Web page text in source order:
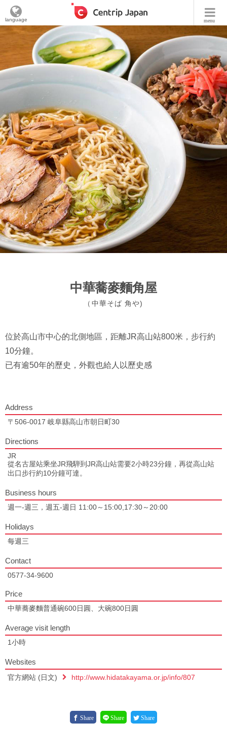
menu
language
中華蕎麥麵角屋
（中華そば 角や)
位於高山市中心的北側地區，距離JR高山站800米，步行約
10分鐘。
已有逾50年的歷史，外觀也給人以歷史感
Address
〒506-0017 岐阜縣高山市朝日町30
Directions
JR
從名古屋站乘坐JR飛騨到JR高山站需要2小時23分鐘，再從高山站
出口步行約10分鐘可達。
Business hours
週一-週三，週五-週日 11:00～15:00,17:30～20:00
Holidays
每週三
Contact
0577-34-9600
Price
中華蕎麥麵普通碗600日圓、大碗800日圓
Average visit length
1小時
Websites
官方網站 (日文) http://www.hidatakayama.or.jp/info/807
Share Share Share